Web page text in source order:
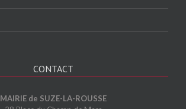
CONTACT
MAIRIE de SUZE-LA-ROUSSE